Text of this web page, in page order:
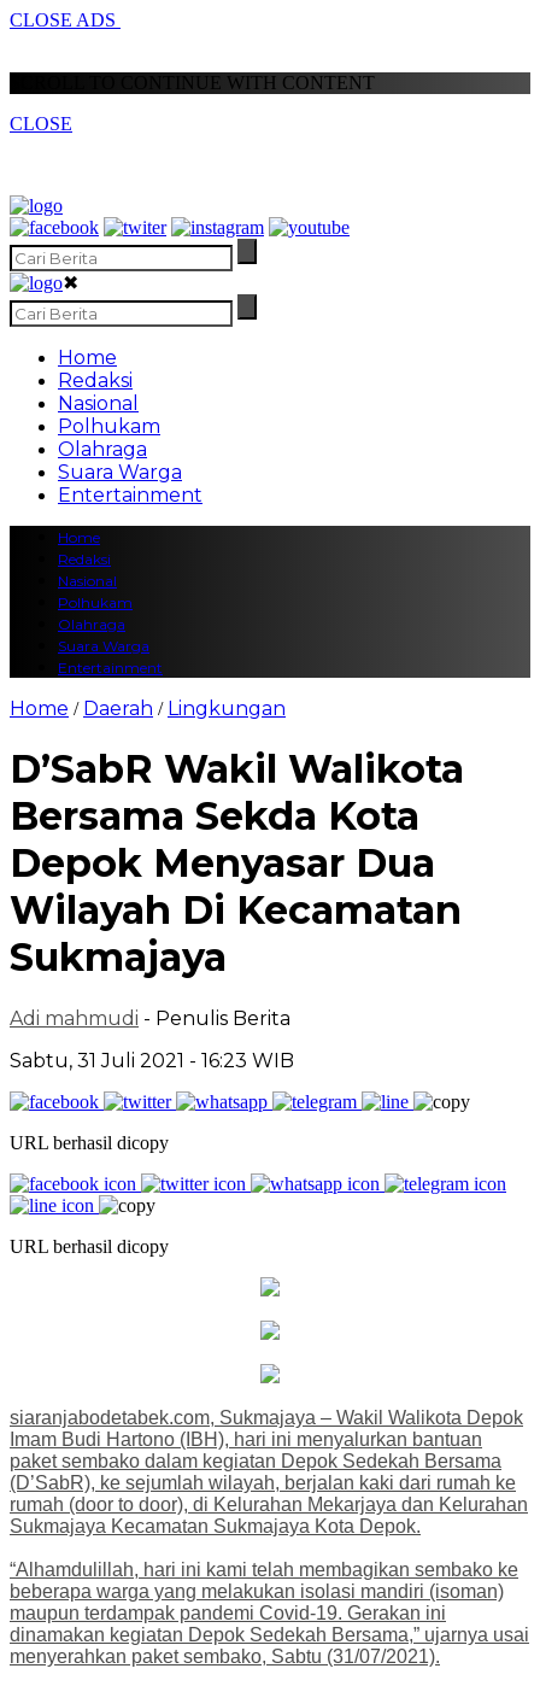
CLOSE ADS
SCROLL TO CONTINUE WITH CONTENT
CLOSE
✖
Home
Redaksi
Nasional
Polhukam
Olahraga
Suara Warga
Entertainment
Home
Redaksi
Nasional
Polhukam
Olahraga
Suara Warga
Entertainment
Home / Daerah / Lingkungan
D’SabR Wakil Walikota
Bersama Sekda Kota
Depok Menyasar Dua
Wilayah Di Kecamatan
Sukmajaya
Adi mahmudi - Penulis Berita
Sabtu, 31 Juli 2021 - 16:23 WIB
URL berhasil dicopy
URL berhasil dicopy
siaranjabodetabek.com, Sukmajaya – Wakil Walikota Depok
Imam Budi Hartono (IBH), hari ini menyalurkan bantuan
paket sembako dalam kegiatan Depok Sedekah Bersama
(D’SabR), ke sejumlah wilayah, berjalan kaki dari rumah ke
rumah (door to door), di Kelurahan Mekarjaya dan Kelurahan
Sukmajaya Kecamatan Sukmajaya Kota Depok.
“Alhamdulillah, hari ini kami telah membagikan sembako ke
beberapa warga yang melakukan isolasi mandiri (isoman)
maupun terdampak pandemi Covid-19. Gerakan ini
dinamakan kegiatan Depok Sedekah Bersama,” ujarnya usai
menyerahkan paket sembako, Sabtu (31/07/2021).